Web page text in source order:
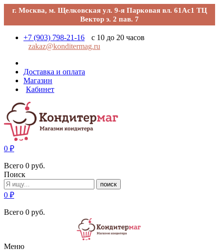
г. Москва, м. Щелковская ул. 9-я Парковая вл. 61Ас1 ТЦ
Вектор э. 2 пав. 7
+7 (903) 798-21-16
с 10 до 20 часов
zakaz@konditermag.ru
Доставка и оплата
Магазин
Кабинет
0 ₽
Всего 0 руб.
Поиск
поиск
0 ₽
Всего 0 руб.
Меню